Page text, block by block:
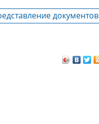
документов